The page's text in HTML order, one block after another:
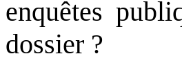
enquêtes
dossier ?